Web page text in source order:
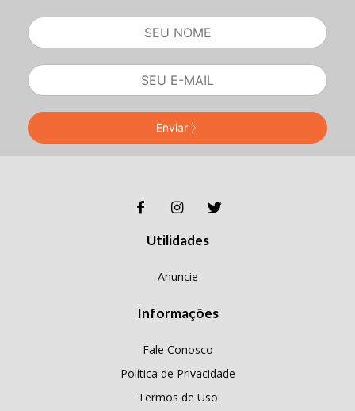
Enviar
Utilidades
Anuncie
Informações
Fale Conosco
Política de Privacidade
Termos de Uso